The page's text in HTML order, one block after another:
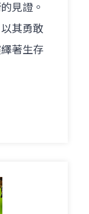
見證。
其勇敢
著生存